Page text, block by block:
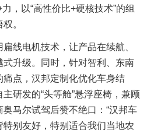
，以“高性价比+硬核技术”的组
。
线电机技术，让产品在续航、
升级。同时，针对智利、东南
点，汉邦定制化优化车身结
研发的“头等舱”悬浮座椅，兼顾
马尔试驾后赞不绝口：“汉邦车
别友好，特别适合我们当地农